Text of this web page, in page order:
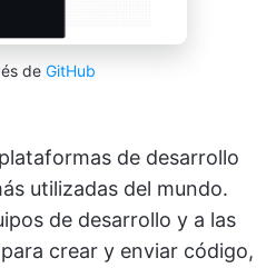
de GitHub
de desarrollo
utilizadas del mundo.
de desarrollo y a las
crear y enviar código,